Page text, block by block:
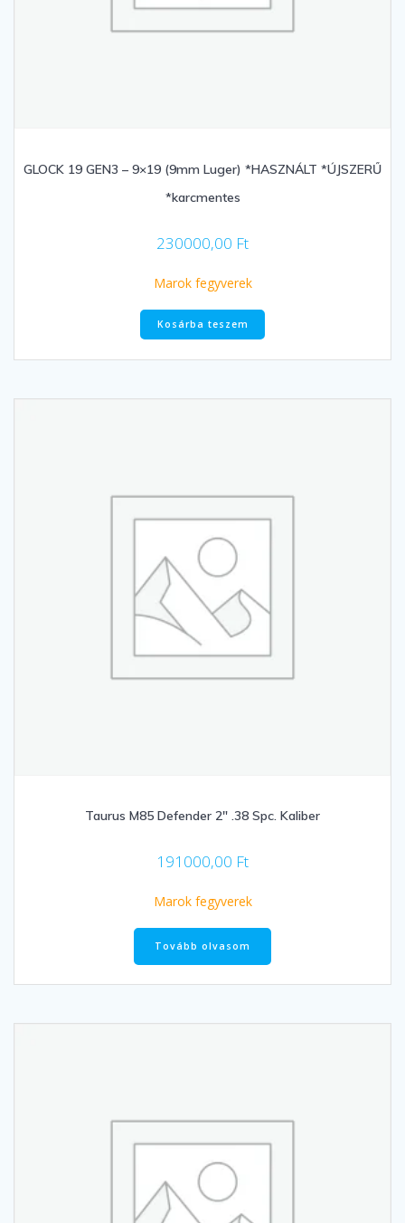
GLOCK 19 GEN3 – 9×19 (9mm Luger) *HASZNÁLT *ÚJSZERŰ
*karcmentes
230000,00 Ft
Marok fegyverek
Kosárba teszem
Taurus M85 Defender 2″ .38 Spc. Kaliber
191000,00 Ft
Marok fegyverek
Tovább olvasom